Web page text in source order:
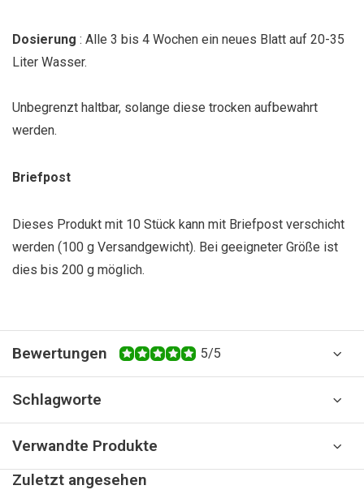
Dosierung : Alle 3 bis 4 Wochen ein neues Blatt auf 20-35
Liter Wasser.
Unbegrenzt haltbar, solange diese trocken aufbewahrt
werden.
Briefpost
Dieses Produkt mit 10 Stück kann mit Briefpost verschicht
werden (100 g Versandgewicht). Bei geeigneter Größe ist
dies bis 200 g möglich.
Bewertungen 5/5
Schlagworte
Verwandte Produkte
Zuletzt angesehen